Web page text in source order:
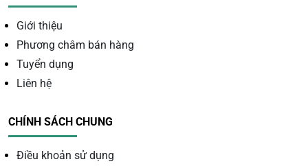
Giới thiệu
Phương châm bán hàng
Tuyển dụng
Liên hệ
CHÍNH SÁCH CHUNG
Điều khoản sử dụng